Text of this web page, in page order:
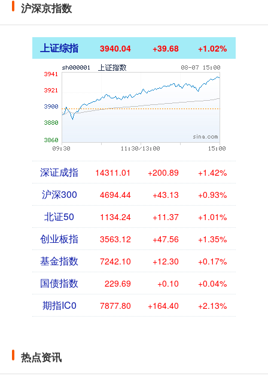
沪深京指数
上证综指 3940.04 +39.68 +1.02%
深证成指 14311.01 +200.89 +1.42%
沪深300 4694.44 +43.13 +0.93%
北证50 1134.24 +11.37 +1.01%
创业板指 3563.12 +47.56 +1.35%
基金指数 7242.10 +12.30 +0.17%
国债指数 229.69 +0.10 +0.04%
期指IC0 7877.80 +164.40 +2.13%
热点资讯